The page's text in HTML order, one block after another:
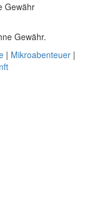
Gewähr
Gewähr.
| Mikroabenteuer |